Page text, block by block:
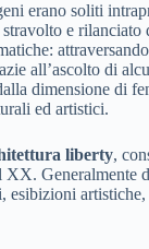
erano soliti
e rilanciato
all’ascolto di
dimensione di
ed artistici.
liberty,
Generalmente